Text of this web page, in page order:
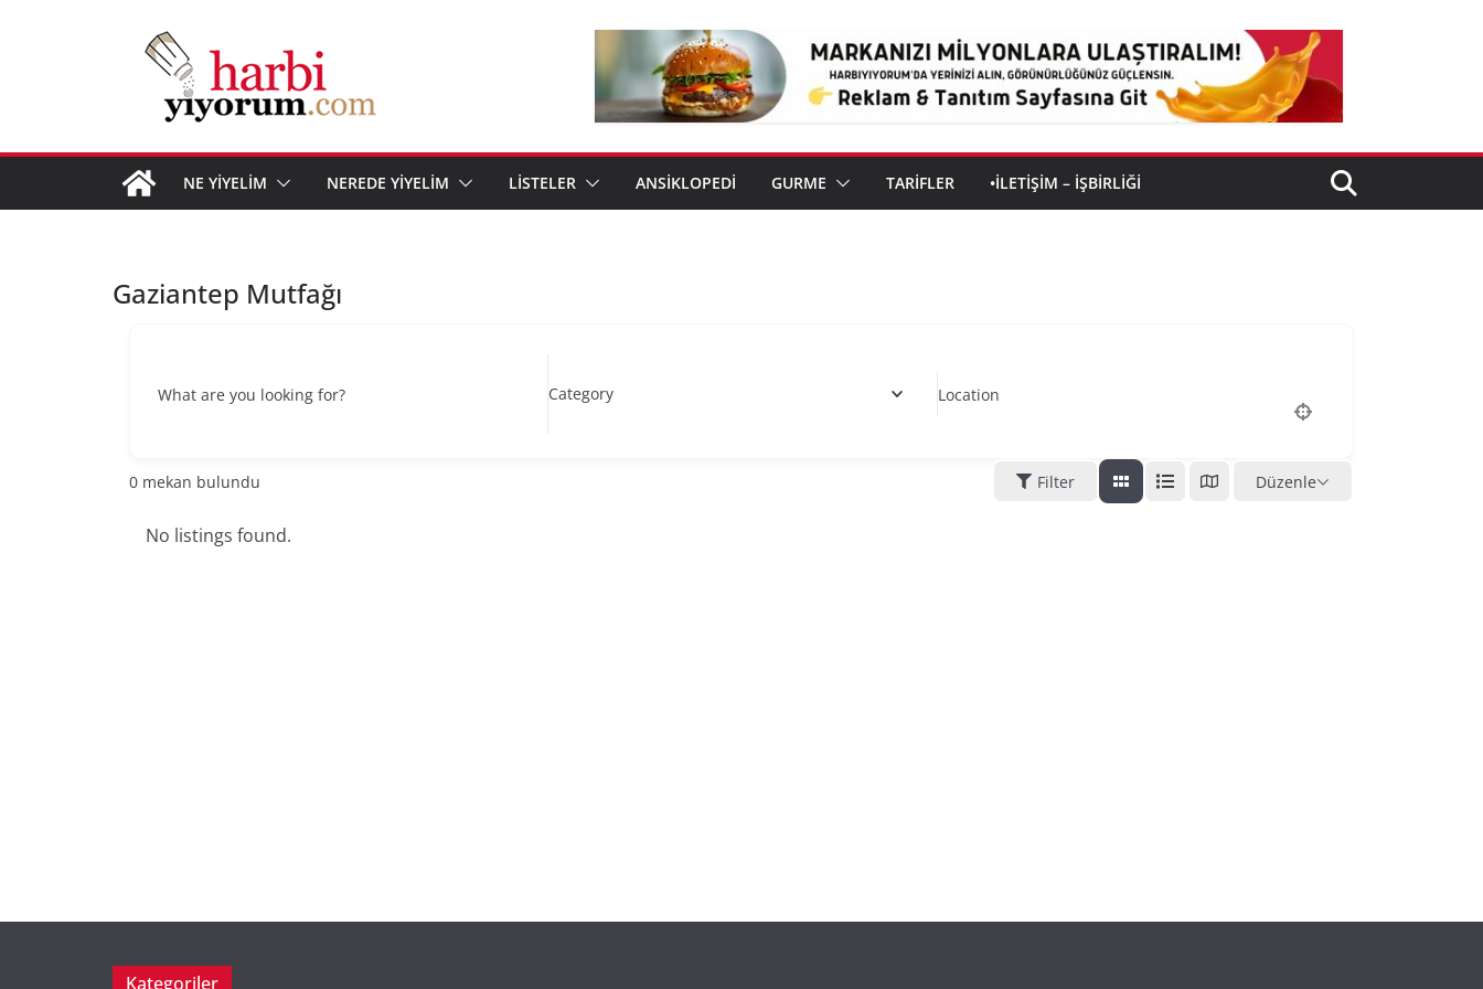
NE YİYELİM NEREDE YİYELİM LİSTELER ANSİKLOPEDİ GURME TARİFLER •İLETIŞIM – İŞBIRLIĞI
Gaziantep Mutfağı
What are you looking for? Category Location
0 mekan bulundu Filter Düzenle
No listings found.
Kategoriler